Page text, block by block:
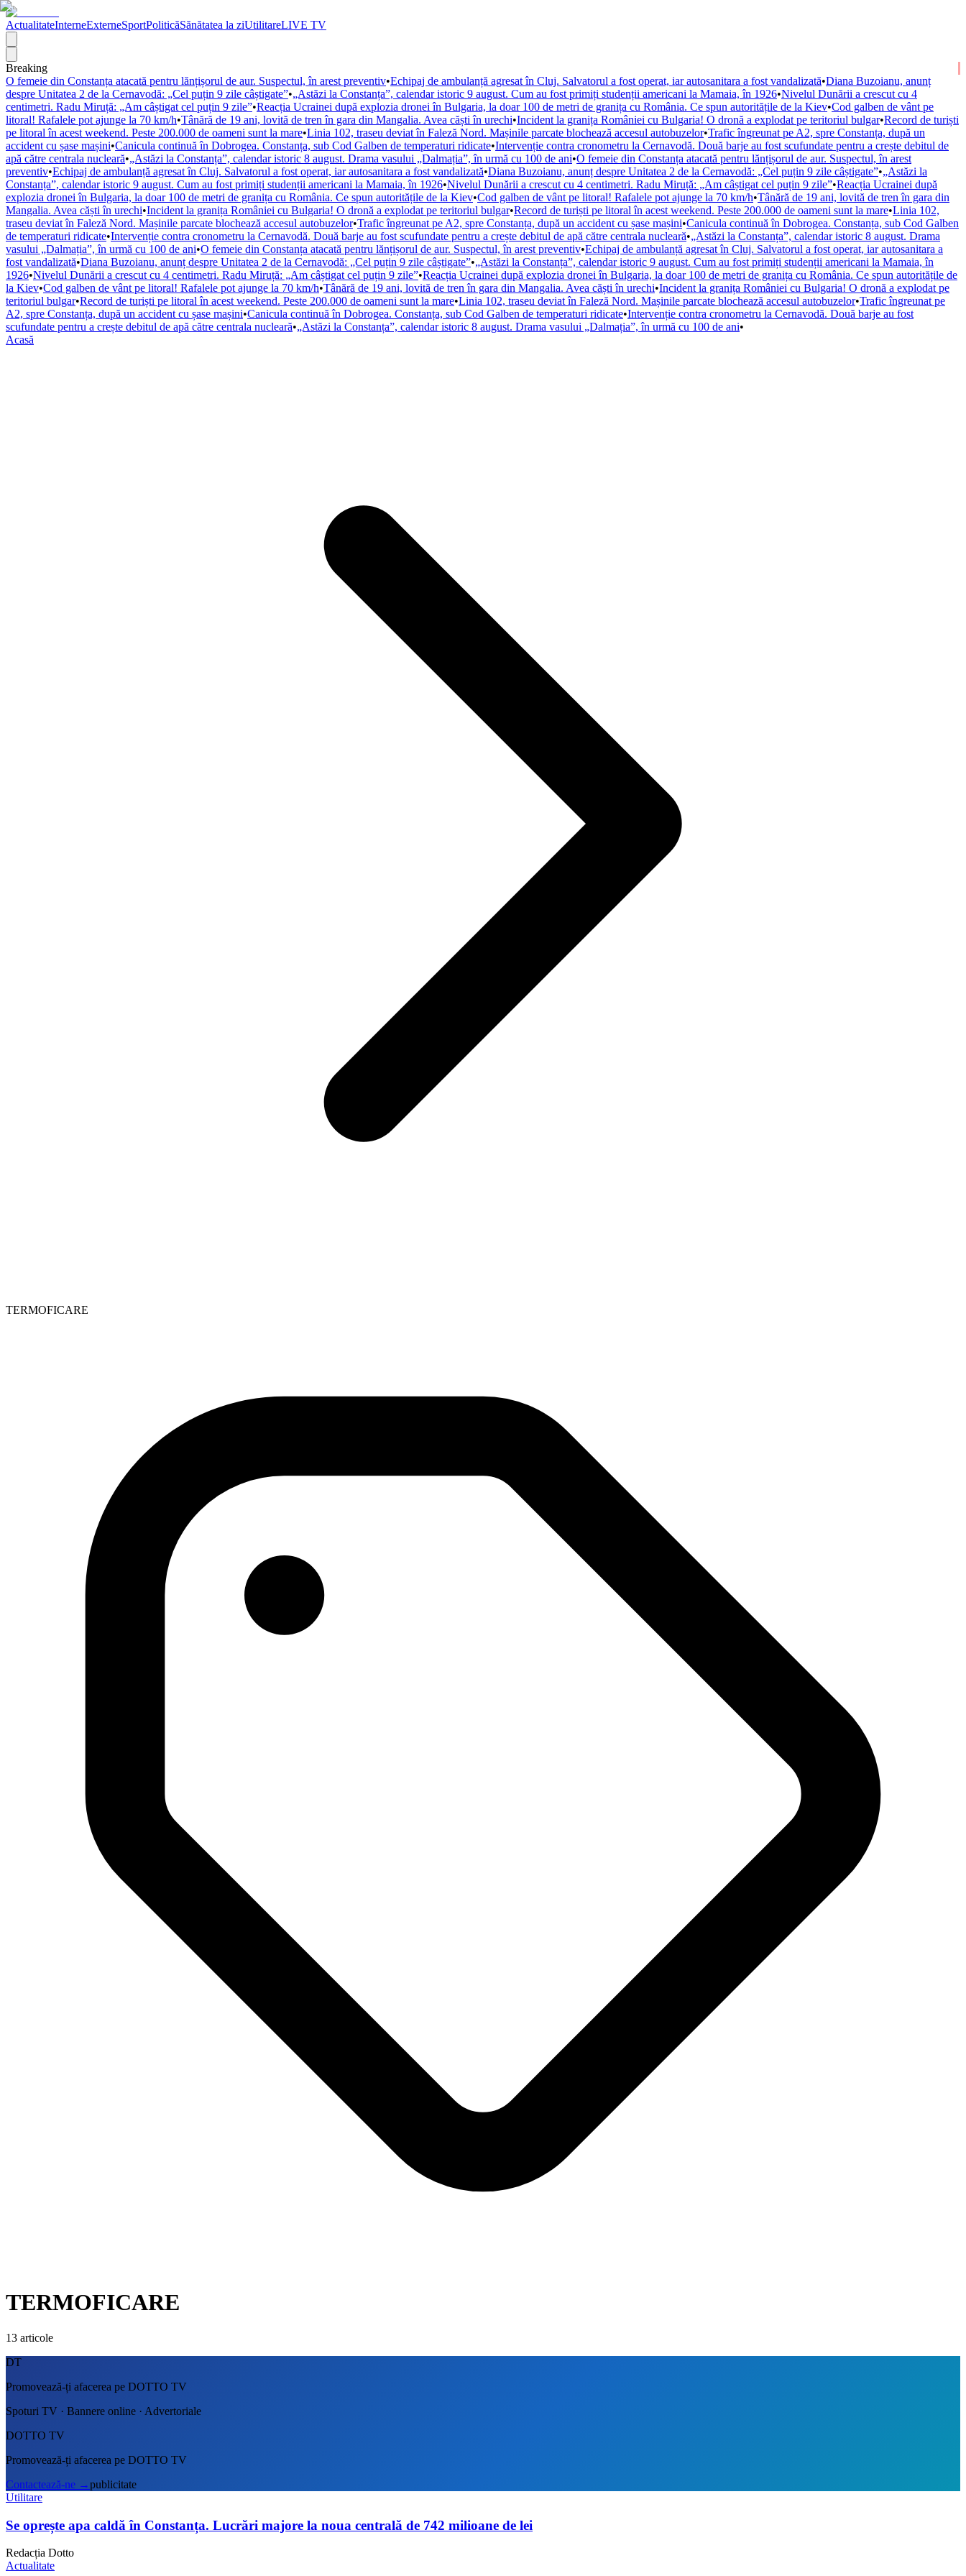
ActualitateInterneExterneSportPoliticăSănătatea la ziUtilitareLIVE TV
Breaking
O femeie din Constanța atacată pentru lănțișorul de aur. Suspectul, în arest preventiv•Echipaj de ambulanță agresat în Cluj. Salvatorul a fost operat, iar autosanitara a fost vandalizată•Diana Buzoianu, anunț
despre Unitatea 2 de la Cernavodă: „Cel puțin 9 zile câștigate”•„Astăzi la Constanța”, calendar istoric 9 august. Cum au fost primiți studenții americani la Mamaia, în 1926•Nivelul Dunării a crescut cu 4
centimetri. Radu Miruță: „Am câștigat cel puțin 9 zile”•Reacția Ucrainei după explozia dronei în Bulgaria, la doar 100 de metri de granița cu România. Ce spun autoritățile de la Kiev•Cod galben de vânt pe
litoral! Rafalele pot ajunge la 70 km/h•Tânără de 19 ani, lovită de tren în gara din Mangalia. Avea căști în urechi•Incident la granița României cu Bulgaria! O dronă a explodat pe teritoriul bulgar•Record de turiști
pe litoral în acest weekend. Peste 200.000 de oameni sunt la mare•Linia 102, traseu deviat în Faleză Nord. Mașinile parcate blochează accesul autobuzelor•Trafic îngreunat pe A2, spre Constanța, după un
accident cu șase mașini•Canicula continuă în Dobrogea. Constanța, sub Cod Galben de temperaturi ridicate•Intervenție contra cronometru la Cernavodă. Două barje au fost scufundate pentru a crește debitul de
apă către centrala nucleară•„Astăzi la Constanța”, calendar istoric 8 august. Drama vasului „Dalmația”, în urmă cu 100 de ani•O femeie din Constanța atacată pentru lănțișorul de aur. Suspectul, în arest
preventiv•Echipaj de ambulanță agresat în Cluj. Salvatorul a fost operat, iar autosanitara a fost vandalizată•Diana Buzoianu, anunț despre Unitatea 2 de la Cernavodă: „Cel puțin 9 zile câștigate”•„Astăzi la
Constanța”, calendar istoric 9 august. Cum au fost primiți studenții americani la Mamaia, în 1926•Nivelul Dunării a crescut cu 4 centimetri. Radu Miruță: „Am câștigat cel puțin 9 zile”•Reacția Ucrainei după
explozia dronei în Bulgaria, la doar 100 de metri de granița cu România. Ce spun autoritățile de la Kiev•Cod galben de vânt pe litoral! Rafalele pot ajunge la 70 km/h•Tânără de 19 ani, lovită de tren în gara din
Mangalia. Avea căști în urechi•Incident la granița României cu Bulgaria! O dronă a explodat pe teritoriul bulgar•Record de turiști pe litoral în acest weekend. Peste 200.000 de oameni sunt la mare•Linia 102,
traseu deviat în Faleză Nord. Mașinile parcate blochează accesul autobuzelor•Trafic îngreunat pe A2, spre Constanța, după un accident cu șase mașini•Canicula continuă în Dobrogea. Constanța, sub Cod Galben
de temperaturi ridicate•Intervenție contra cronometru la Cernavodă. Două barje au fost scufundate pentru a crește debitul de apă către centrala nucleară•„Astăzi la Constanța”, calendar istoric 8 august. Drama
vasului „Dalmația”, în urmă cu 100 de ani•O femeie din Constanța atacată pentru lănțișorul de aur. Suspectul, în arest preventiv•Echipaj de ambulanță agresat în Cluj. Salvatorul a fost operat, iar autosanitara a
fost vandalizată•Diana Buzoianu, anunț despre Unitatea 2 de la Cernavodă: „Cel puțin 9 zile câștigate”•„Astăzi la Constanța”, calendar istoric 9 august. Cum au fost primiți studenții americani la Mamaia, în
1926•Nivelul Dunării a crescut cu 4 centimetri. Radu Miruță: „Am câștigat cel puțin 9 zile”•Reacția Ucrainei după explozia dronei în Bulgaria, la doar 100 de metri de granița cu România. Ce spun autoritățile de
la Kiev•Cod galben de vânt pe litoral! Rafalele pot ajunge la 70 km/h•Tânără de 19 ani, lovită de tren în gara din Mangalia. Avea căști în urechi•Incident la granița României cu Bulgaria! O dronă a explodat pe
teritoriul bulgar•Record de turiști pe litoral în acest weekend. Peste 200.000 de oameni sunt la mare•Linia 102, traseu deviat în Faleză Nord. Mașinile parcate blochează accesul autobuzelor•Trafic îngreunat pe
A2, spre Constanța, după un accident cu șase mașini•Canicula continuă în Dobrogea. Constanța, sub Cod Galben de temperaturi ridicate•Intervenție contra cronometru la Cernavodă. Două barje au fost
scufundate pentru a crește debitul de apă către centrala nucleară•„Astăzi la Constanța”, calendar istoric 8 august. Drama vasului „Dalmația”, în urmă cu 100 de ani•
Acasă
TERMOFICARE
TERMOFICARE
13 articole
DT
Promovează-ți afacerea pe DOTTO TV
Spoturi TV · Bannere online · Advertoriale
DOTTO TV
Promovează-ți afacerea pe DOTTO TV
Contactează-ne →publicitate
Utilitare
Se oprește apa caldă în Constanța. Lucrări majore la noua centrală de 742 milioane de lei
Redacția Dotto
Actualitate